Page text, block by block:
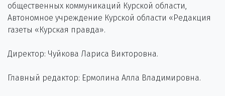
общественных коммуникаций Курской области,
Автономное учреждение Курской области «Редакция
газеты «Курская правда».
Директор: Чуйкова Лариса Викторовна.
Главный редактор: Ермолина Алла Владимировна.